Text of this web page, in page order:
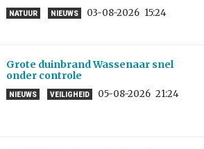
NATUUR NIEUWS 03-08-2026 15:24
Grote duinbrand Wassenaar snel
onder controle
NIEUWS VEILIGHEID 05-08-2026 21:24